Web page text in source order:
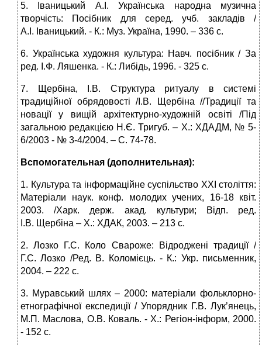
5. Іваницький А.І. Українська народна музична
творчість: Посібник для серед. учб. закладів /
А.І. Іваницький. ‑ К.: Муз. Україна, 1990. – 336 с.
6. Українська художня культура: Навч. посібник / За
ред. І.Ф. Ляшенка. ‑ К.: Либідь, 1996. ‑ 325 с.
7. Щербіна, І.В. Структура ритуалу в системі
традиційної обрядовості /І.В. Щербіна //Традиції та
новації у вищій архітектурно-художній освіті /Під
загальною редакцією Н.Є. Тригуб. – Х.: ХДАДМ, № 5-
6/2003 ‑ № 3-4/2004. – С. 74‑78.
Вспомогательная (дополнительная):
1. Культура та інформаційне суспільство ХХІ століття:
Матеріали наук. конф. молодих учених, 16-18 квіт.
2003. /Харк. держ. акад. культури; Відп. ред.
І.В. Щербіна – Х.: ХДАК, 2003. – 213 с.
2. Лозко Г.С. Коло Свароже: Відроджені традиції /
Г.С. Лозко /Ред. В. Коломієць. ‑ К.: Укр. письменник,
2004. – 222 с.
3. Муравський шлях – 2000: матеріали фольклорно-
етнографічної експедиції / Упорядник Г.В. Лук’янець,
М.П. Маслова, О.В. Коваль. ‑ Х.: Регіон-інформ, 2000.
‑ 152 с.